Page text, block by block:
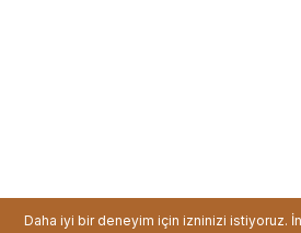
Daha iyi bir deneyim için izninizi istiyoruz.
© Tüm hakları saklıdır. Kredi kartı